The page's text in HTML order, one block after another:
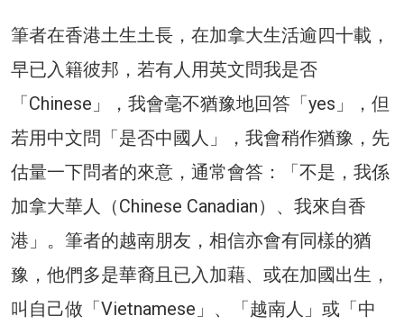
筆者在香港土生土長，在加拿大生活逾四十載，
早已入籍彼邦，若有人用英文問我是否
「Chinese」，我會毫不猶豫地回答「yes」，但
若用中文問「是否中國人」，我會稍作猶豫，先
估量一下問者的來意，通常會答：「不是，我係
加拿大華人（Chinese Canadian）、我來自香
港」。筆者的越南朋友，相信亦會有同樣的猶
豫，他們多是華裔且已入加藉、或在加國出生，
叫自己做「Vietnamese」、「越南人」或「中